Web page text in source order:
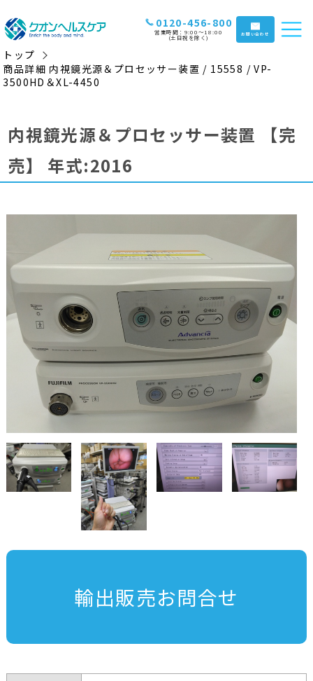
0120-456-800
営業時間：9:00〜18:00
(土日祝を除く) お問い合わせ
トップ
商品詳細 内視鏡光源＆プロセッサー装置 / 15558 / VP-
3500HD＆XL-4450
内視鏡光源＆プロセッサー装置
【完
売】
年式:2016
輸出販売お問合せ